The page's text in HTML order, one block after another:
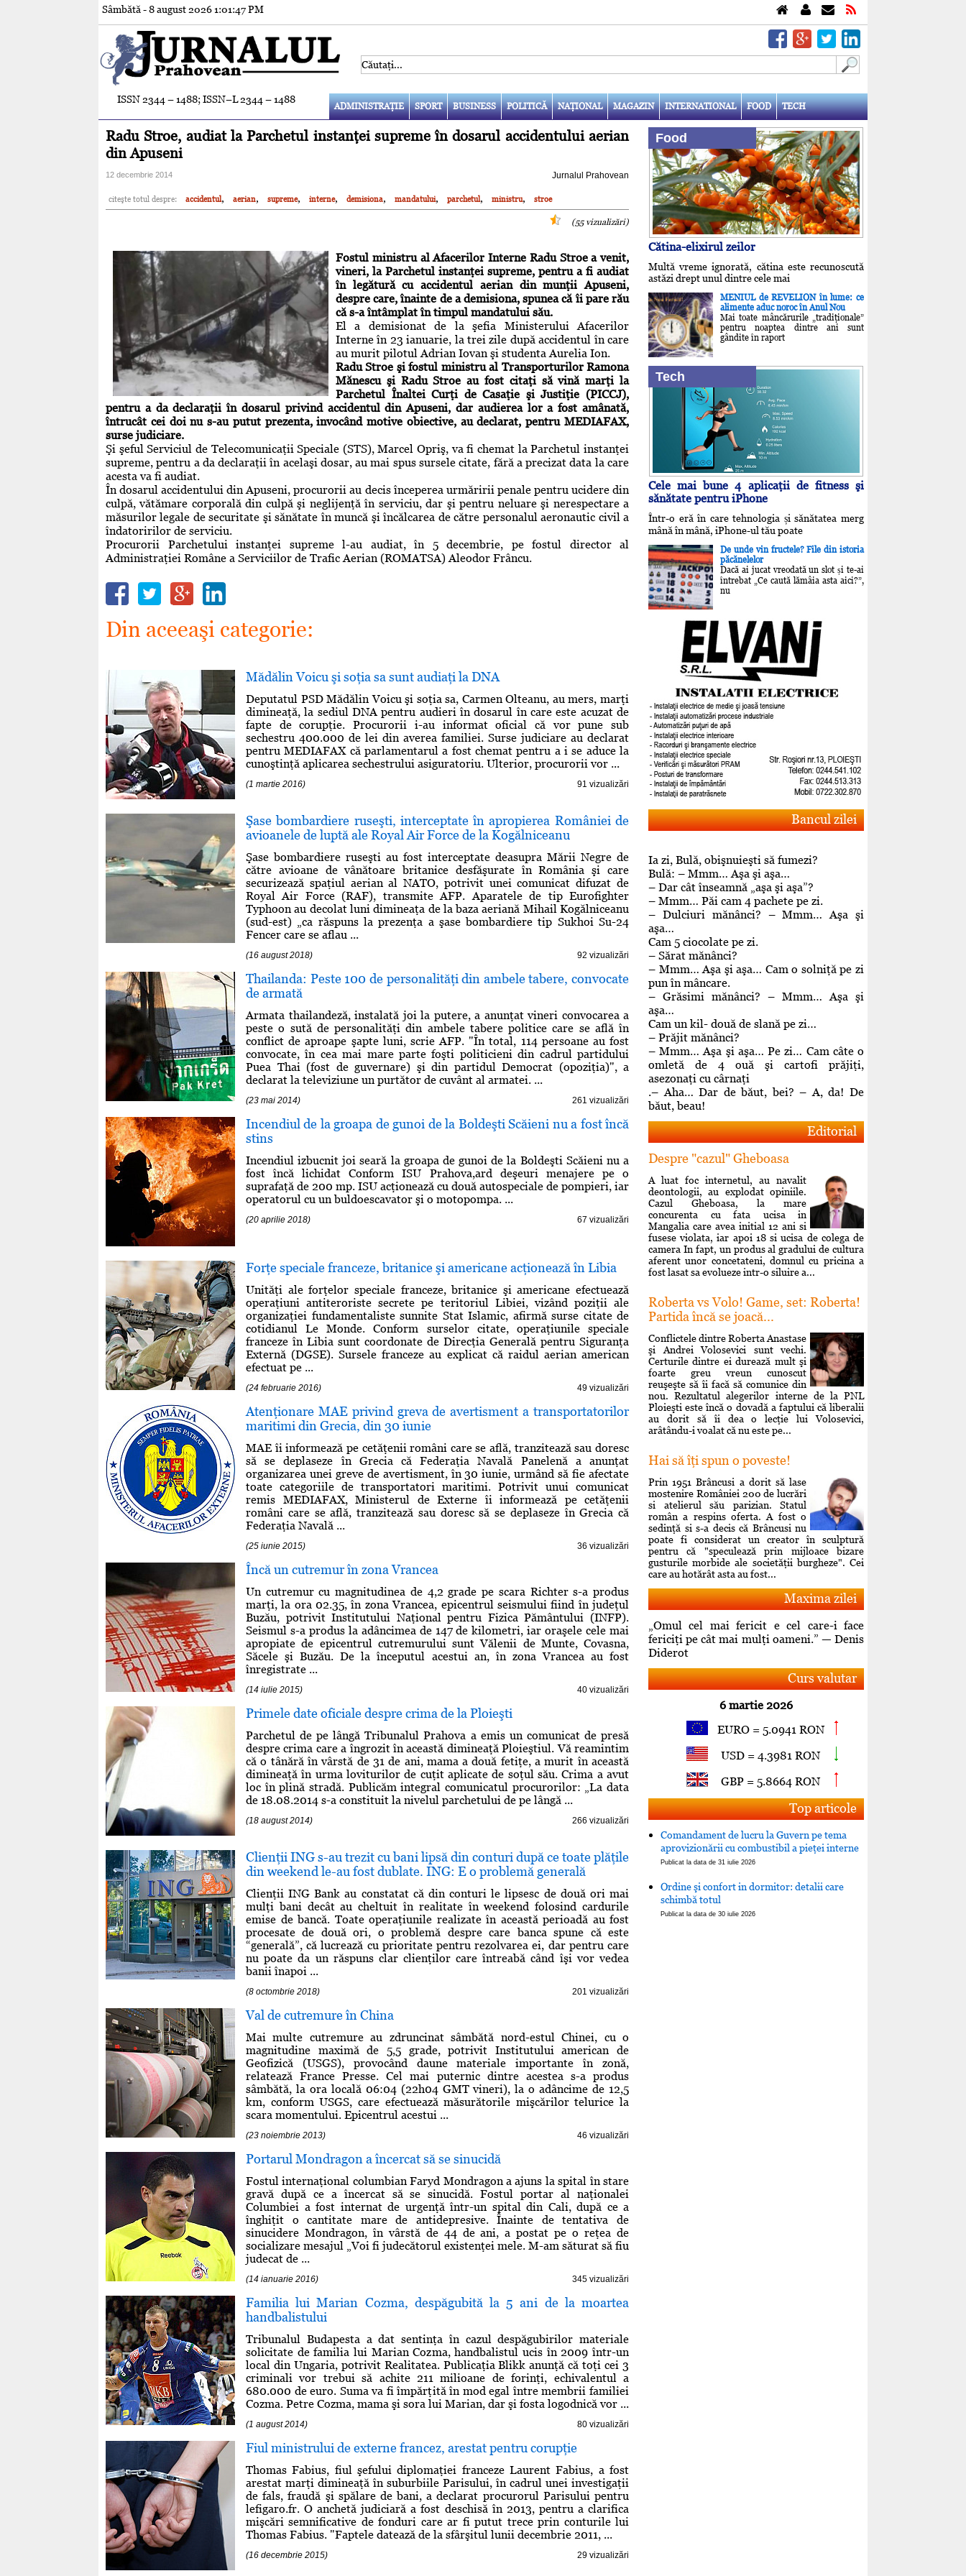
Sâmbătă - 8 august 20261:01:49 PM
ISSN 2344 – 1488; ISSN–L 2344 – 1488
ADMINISTRAŢIE SPORT BUSINESS POLITICĂ NAŢIONAL MAGAZIN INTERNATIONAL FOOD TECH
Radu Stroe, audiat la Parchetul instanţei supreme în dosarul accidentului aerian
din Apuseni
12 decembrie 2014 Jurnalul Prahovean
citeşte totul despre: accidentul, aerian, supreme, interne, demisiona, mandatului, parchetul, ministru, stroe
(55 vizualizări)
Fostul ministru al Afacerilor Interne Radu Stroe a venit,
vineri, la Parchetul instanţei supreme, pentru a fi audiat
în legătură cu accidentul aerian din munţii Apuseni,
despre care, înainte de a demisiona, spunea că îi pare rău
că s-a întâmplat în timpul mandatului său.
El a demisionat de la şefia Ministerului Afacerilor
Interne în 23 ianuarie, la trei zile după accidentul în care
au murit pilotul Adrian Iovan şi studenta Aurelia Ion.
Radu Stroe şi fostul ministru al TransporturilorRamona
Mănescuşi Radu Stroe au fost citaţi să vină marţi la
Parchetul Înaltei Curţi de Casaţie şi Justiţie (PICCJ),
pentru a da declaraţii în dosarul privind accidentul din Apuseni, dar audierea lor a fost amânată,
întrucât cei doi nu s-au putut prezenta, invocând motive obiective, au declarat, pentru MEDIAFAX,
surse judiciare.
Şi şeful Serviciul de Telecomunicaţii Speciale (STS), Marcel Opriş, va fi chemat la Parchetul instanţei
supreme, pentru a da declaraţii în acelaşi dosar, au mai spus sursele citate, fără a precizat data la care
acesta va fi audiat.
În dosarul accidentului din Apuseni, procurorii au decis începerea urmăririi penale pentru ucidere din
culpă, vătămare corporală din culpă şi neglijenţă în serviciu, dar şi pentru neluare şi nerespectare a
măsurilor legale de securitate şi sănătate în muncă şi încălcarea de către personalul aeronautic civil a
îndatoririlor de serviciu.
Procurorii Parchetului instanţei supreme l-au audiat, în 5 decembrie, pe fostul director al
Administraţiei Române a Serviciilor de Trafic Aerian (ROMATSA) Aleodor Frâncu.
Din aceeaşi categorie:
Mădălin Voicu şi soţia sa sunt audiaţi la DNA
Deputatul PSD Mădălin Voicu şi soţia sa, Carmen Olteanu, au mers, marţi
dimineaţă, la sediul DNA pentru audieri în dosarul în care este acuzat de
fapte de corupţie. Procurorii i-au informat oficial că vor pune sub
sechestru 400.000 de lei din averea familiei. Surse judiciare au declarat
pentru MEDIAFAX că parlamentarul a fost chemat pentru a i se aduce la
cunoştinţă aplicarea sechestrului asiguratoriu. Ulterior, procurorii vor ...
(1 martie 2016) 91 vizualizări
Şase bombardiere ruseşti, interceptate în apropierea României de
avioanele de luptă ale Royal Air Force de la Kogălniceanu
Şase bombardiere ruseşti au fost interceptate deasupra Mării Negre de
către avioane de vânătoare britanice desfăşurate în România şi care
securizează spaţiul aerian al NATO, potrivit unei comunicat difuzat de
Royal Air Force (RAF), transmite AFP. Aparatele de tip Eurofighter
Typhoon au decolat luni dimineaţa de la baza aeriană Mihail Kogălniceanu
(sud-est) „ca răspuns la prezenţa a şase bombardiere tip Sukhoi Su-24
Fencer care se aflau ...
(16 august 2018) 92 vizualizări
Thailanda: Peste 100 de personalităţi din ambele tabere, convocate
de armată
Armata thailandeză, instalată joi la putere, a anunţat vineri convocarea a
peste o sută de personalităţi din ambele tabere politice care se află în
conflict de aproape şapte luni, scrie AFP. "În total, 114 persoane au fost
convocate, în cea mai mare parte foşti politicieni din cadrul partidului
Puea Thai (fost de guvernare) şi din partidul Democrat (opoziţia)", a
declarat la televiziune un purtător de cuvânt al armatei. ...
(23 mai 2014) 261 vizualizări
Incendiul de la groapa de gunoi de la Boldeşti Scăieni nu a fost încă
stins
Incendiul izbucnit joi seară la groapa de gunoi de la Boldeşti Scăieni nu a
fost încă lichidat Conform ISU Prahova,ard deşeuri menajere pe o
suprafaţă de 200 mp. ISU acţionează cu două autospeciale de pompieri, iar
operatorul cu un buldoescavator şi o motopompa. ...
(20 aprilie 2018) 67 vizualizări
Forţe speciale franceze, britanice şi americane acţionează în Libia
Unităţi ale forţelor speciale franceze, britanice şi americane efectuează
operaţiuni antiteroriste secrete pe teritoriul Libiei, vizând poziţii ale
organizaţiei fundamentaliste sunnite Stat Islamic, afirmă surse citate de
cotidianul Le Monde. Conform surselor citate, operaţiunile speciale
franceze în Libia sunt coordonate de Direcţia Generală pentru Siguranţa
Externă (DGSE). Sursele franceze au explicat că raidul aerian american
efectuat pe ...
(24 februarie 2016) 49 vizualizări
Atenţionare MAE privind greva de avertisment a transportatorilor
maritimi din Grecia, din 30 iunie
MAE îi informează pe cetăţenii români care se află, tranzitează sau doresc
să se deplaseze în Grecia că Federaţia Navală Panelenă a anunţat
organizarea unei greve de avertisment, în 30 iunie, urmând să fie afectate
toate categoriile de transportatori maritimi. Potrivit unui comunicat
remis MEDIAFAX, Ministerul de Externe îi informează pe cetăţenii
români care se află, tranzitează sau doresc să se deplaseze în Grecia că
Federaţia Navală ...
(25 iunie 2015) 36 vizualizări
Încă un cutremur în zona Vrancea
Un cutremur cu magnitudinea de 4,2 grade pe scara Richter s-a produs
marţi, la ora 02.35, în zona Vrancea, epicentrul seismului fiind în judeţul
Buzău, potrivit Institutului Naţional pentru Fizica Pământului (INFP).
Seismul s-a produs la adâncimea de 147 de kilometri, iar oraşele cele mai
apropiate de epicentrul cutremurului sunt Vălenii de Munte, Covasna,
Săcele şi Buzău. De la începutul acestui an, în zona Vrancea au fost
înregistrate ...
(14 iulie 2015) 40 vizualizări
Primele date oficiale despre crima de la Ploieşti
Parchetul de pe lângă Tribunalul Prahova a emis un comunicat de presă
despre crima care a îngrozit în această dimineaţă Ploieştiul. Vă reamintim
că o tânără în vârstă de 31 de ani, mama a două fetiţe, a murit în această
dimineaţă în urma loviturilor de cuţit aplicate de soţul său. Crima a avut
loc în plină stradă. Publicăm integral comunicatul procurorilor: „La data
de 18.08.2014 s-a constituit la nivelul parchetului de pe lângă ...
(18 august 2014) 266 vizualizări
Clienţii ING s-au trezit cu bani lipsă din conturi după ce toate plăţile
din weekend le-au fost dublate. ING: E o problemă generală
Clienţii ING Bank au constatat că din conturi le lipsesc de două ori mai
mulţi bani decât au cheltuit în realitate în weekend folosind cardurile
emise de bancă. Toate operaţiunile realizate în această perioadă au fost
procesate de două ori, o problemă despre care banca spune că este
“generală”, că lucrează cu prioritate pentru rezolvarea ei, dar pentru care
nu poate da un răspuns clar clienţilor care întreabă când îşi vor vedea
banii înapoi ...
(8 octombrie 2018) 201 vizualizări
Val de cutremure în China
Mai multe cutremure au zdruncinat sâmbătă nord-estul Chinei, cu o
magnitudine maximă de 5,5 grade, potrivit Institutului american de
Geofizică (USGS), provocând daune materiale importante în zonă,
relatează France Presse. Cel mai puternic dintre acestea s-a produs
sâmbătă, la ora locală 06:04 (22h04 GMT vineri), la o adâncime de 12,5
km, conform USGS, care efectuează măsurătorile mişcărilor telurice la
scara momentului. Epicentrul acestui ...
(23 noiembrie 2013) 46 vizualizări
Portarul Mondragon a încercat să se sinucidă
Fostul internaţional columbian Faryd Mondragon a ajuns la spital în stare
gravă după ce a încercat să se sinucidă. Fostul portar al naţionalei
Columbiei a fost internat de urgenţă într-un spital din Cali, după ce a
înghiţit o cantitate mare de antidepresive. Înainte de tentativa de
sinucidere Mondragon, în vârstă de 44 de ani, a postat pe o reţea de
socializare mesajul „Voi fi judecătorul existenţei mele. M-am săturat să fiu
judecat de ...
(14 ianuarie 2016) 345 vizualizări
Familia lui Marian Cozma, despăgubită la 5 ani de la moartea
handbalistului
Tribunalul Budapesta a dat sentinţa în cazul despăgubirilor materiale
solicitate de familia lui Marian Cozma, handbalistul ucis în 2009 într-un
local din Ungaria, potrivit Realitatea. Publicaţia Blikk anunţă că toţi cei 3
criminali vor trebui să achite 211 milioane de forinţi, echivalentul a
680.000 de euro. Suma va fi împărţită în mod egal între membrii familiei
Cozma. Petre Cozma, mama şi sora lui Marian, dar şi fosta logodnică vor ...
(1 august 2014) 80 vizualizări
Fiul ministrului de externe francez, arestat pentru corupţie
Thomas Fabius, fiul şefului diplomaţiei franceze Laurent Fabius, a fost
arestat marţi dimineaţă în suburbiile Parisului, în cadrul unei investigaţii
de fals, fraudă şi spălare de bani, a declarat procurorul Parisului pentru
lefigaro.fr. O anchetă judiciară a fost deschisă în 2013, pentru a clarifica
mişcări semnificative de fonduri care ar fi putut trece prin conturile lui
Thomas Fabius. "Faptele datează de la sfârşitul lunii decembrie 2011, ...
(16 decembrie 2015) 29 vizualizări
Food
Cătina-elixirul zeilor
Multă vreme ignorată, cătina este recunoscută
astăzi drept unul dintre cele mai
MENIUL de REVELION în lume: ce
alimente aduc noroc în Anul Nou
Mai toate mâncărurile „tradiţionale”
pentru noaptea dintre ani sunt
gândite în raport
Tech
Cele mai bune 4 aplicaţii de fitness şi
sănătate pentru iPhone
Într-o eră în care tehnologia și sănătatea merg
mână în mână, iPhone-ul tău poate
De unde vin fructele? File din istoria
păcănelelor
Dacă ai jucat vreodată un slot și te-ai
întrebat „Ce caută lămâia asta aici?”,
nu
Bancul zilei
Ia zi, Bulă, obişnuieşti să fumezi?
Bulă: – Mmm… Aşa şi aşa…
– Dar cât înseamnă „aşa şi aşa”?
– Mmm… Păi cam 4 pachete pe zi.
– Dulciuri mănânci? – Mmm… Aşa şi
aşa…
Cam 5 ciocolate pe zi.
– Sărat mănânci?
– Mmm… Aşa şi aşa… Cam o solniţă pe zi
pun în mâncare.
– Grăsimi mănânci? – Mmm… Aşa şi
aşa…
Cam un kil- două de slană pe zi…
– Prăjit mănânci?
– Mmm… Aşa şi aşa… Pe zi… Cam câte o
omletă de 4 ouă şi cartofi prăjiţi,
asezonaţi cu cârnaţi
.– Aha… Dar de băut, bei? – A, da! De
băut, beau!
Editorial
Despre "cazul" Gheboasa
A luat foc internetul, au navalit
deontologii, au explodat opiniile.
Cazul Gheboasa, la mare
concurenta cu fata ucisa in
Mangalia care avea initial 12 ani si
fusese violata, iar apoi 18 si ucisa de colega de
camera In fapt, un produs al gradului de cultura
aferent unor concetateni, domnul cu pricina a
fost lasat sa evolueze intr-o siluire a...
Roberta vs Volo! Game, set: Roberta!
Partida încă se joacă...
Conflictele dintre Roberta Anastase
şi Andrei Volosevici sunt vechi.
Certurile dintre ei durează mult şi
foarte greu vreun cunoscut
reuşeşte să îi facă să comunice din
nou. Rezultatul alegerilor interne de la PNL
Ploieşti este încă o dovadă a faptului că liberalii
au dorit să îi dea o lecţie lui Volosevici,
arâtându-i voalat că nu este pe...
Hai să îţi spun o poveste!
Prin 1951 Brâncusi a dorit să lase
mostenire României 200 de lucrări
si atelierul său parizian. Statul
român a respins oferta. A fost o
sedinţă si s-a decis că Brâncusi nu
poate fi considerat un creator în sculptură
pentru că "speculează prin mijloace bizare
gusturile morbide ale societăţii burgheze". Cei
care au hotărât asta au fost...
Maxima zilei
„Omul cel mai fericit e cel care-i face
fericiţi pe cât mai mulţi oameni.” — Denis
Diderot
Curs valutar
6 martie 2026
EURO = 5.0941 RON
USD = 4.3981 RON
GBP = 5.8664 RON
Top articole
Comandament de lucru la Guvern pe tema
aprovizionării cu combustibil a pieţei interne
Publicat la data de 31 iulie 2026
Ordine şi confort in dormitor: detalii care
schimbă totul
Publicat la data de 30 iulie 2026